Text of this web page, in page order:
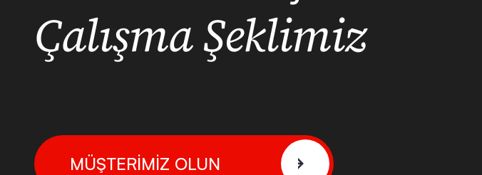
Çalışma Şeklimiz
MÜŞTERİMİZ OLUN